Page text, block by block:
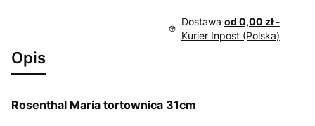
Dostawa od 0,00 zł -
Kurier Inpost (Polska)
Opis
Rosenthal Maria tortownica 31cm